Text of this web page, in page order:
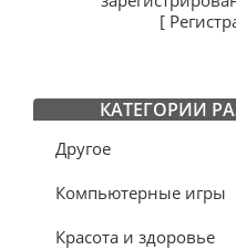
[
КАТЕГОРИИ
Другое
Компьютерные игры
Красота и здоровье